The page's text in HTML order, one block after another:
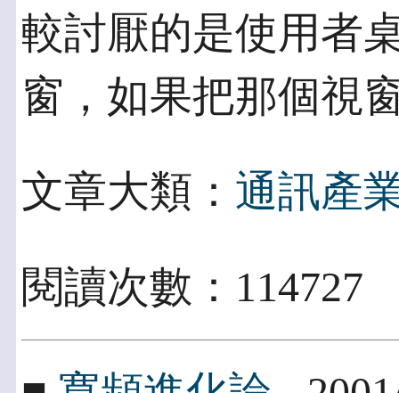
較討厭的是使用者
窗，如果把那個視
文章大類： 通訊產
閱讀次數：